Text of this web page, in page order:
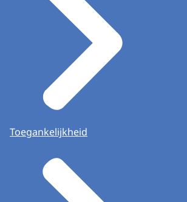
Toegankelijkheid